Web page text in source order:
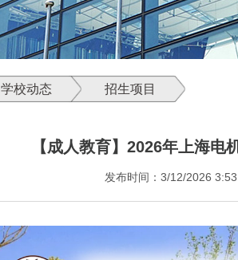
学校动态 招生项目
【成人教育】2026年上海电
发布时间：3/12/2026